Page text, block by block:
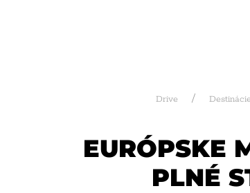
Drive Destinácie
EURÓPSKE
PLNÉ